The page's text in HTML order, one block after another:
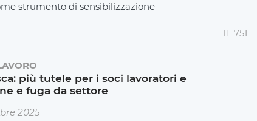
strumento di sensibilizzazione
751
più tutele per i soci lavoratori e
e fuga da settore
2025